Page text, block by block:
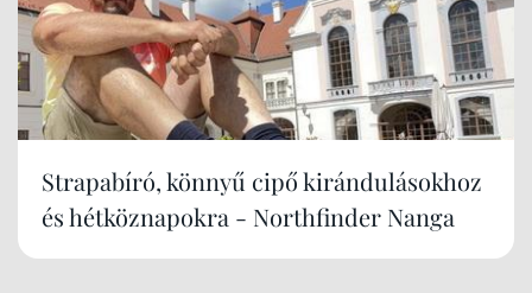
Strapabíró, könnyű cipő kirándulásokhoz
és hétköznapokra - Northfinder Nanga